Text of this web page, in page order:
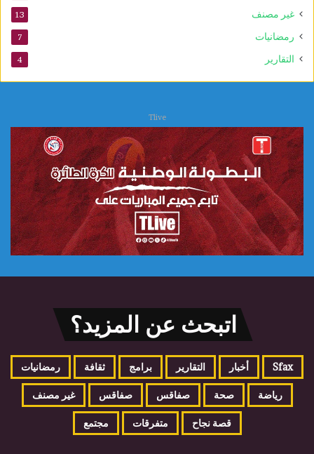
غير مصنف 13
رمضانيات 7
التقارير 4
Tlive
اتبحث عن المزيد؟
Sfax أخبار التقارير برامج ثقافة رمضانيات
رياضة صحة صفاقس صفاقس غير مصنف
قصة نجاح متفرقات مجتمع